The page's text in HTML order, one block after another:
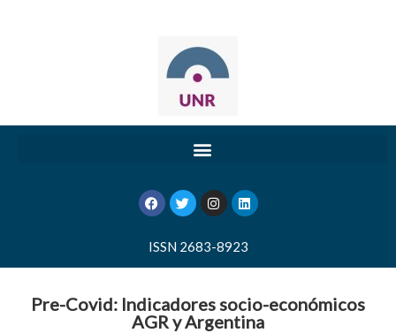
ISSN 2683-8923
Pre-Covid: Indicadores socio-económicos
AGR y Argentina